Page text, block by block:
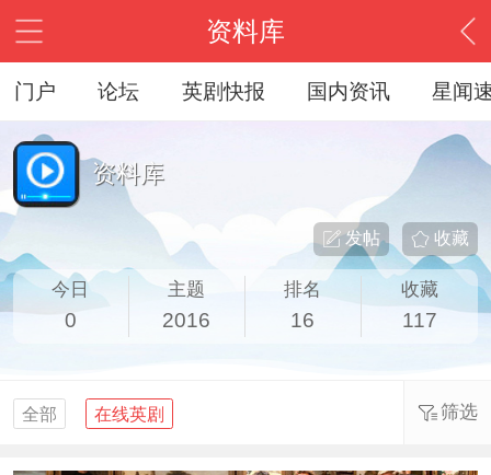
资料库
门户 论坛 英剧快报 国内资讯 星闻
资料库
收藏
发帖
今日
0
主题
2016
排名
16
收藏
117
全部 在线英剧 筛选